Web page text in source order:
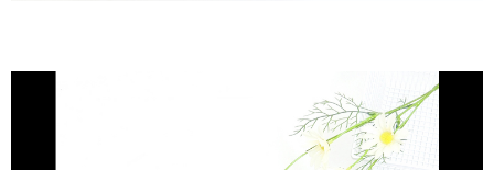
Perkhidmatan ini disediakan oleh Taiwan Mobile Co., Ltd. (“Syarikat”),
yang membolehkan pelanggan membeli barangan atau perkhidmatan
melalui perkhidmatan ini pada masa transaksi. Hasil daripada pembelian
atau pembayaran ansuran akan dipindahkan oleh peniaga kepada
NT$10,000. Amaun diperakui sebenar yang diluluskan akan berdasarkan
2. Amaun perbelanjaan minimum mestilah lebih besar daripada NT$20.
3. Pada masa ini hanya tersedia untuk ahli Taiwan.
NT$80/pesanan | Penghantaran percuma untuk pesanan